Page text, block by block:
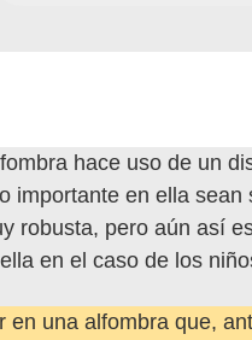
hace uso de un
importante en ella sean
robusta, pero aún así
en el caso de los
en una alfombra que,